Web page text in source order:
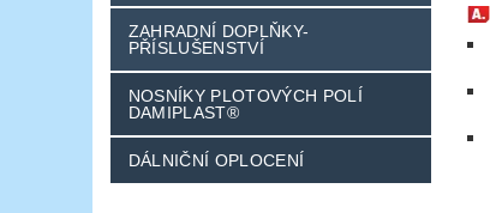
ZAHRADNÍ DOPLŇKY-
PŘÍSLUŠENSTVÍ
NOSNÍKY PLOTOVÝCH POLÍ
DAMIPLAST®
DÁLNIČNÍ OPLOCENÍ